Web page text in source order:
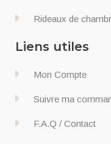
Rideaux de
Liens utiles
Mon Compte
Suivre ma
F.A.Q / Contact